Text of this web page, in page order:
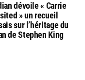
dévoile « Carrie
» un recueil
sur l’héritage du
de Stephen King